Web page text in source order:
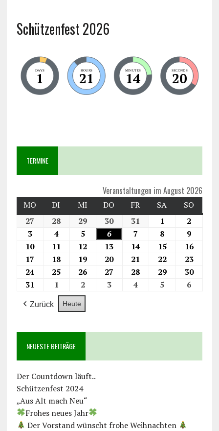
Schützenfest 2026
DAYS
1 HOURS
21 MINUTES
14 SECONDS
19
TERMINE
Veranstaltungen im August 2026
MO DI MI DO FR SA
SO
27
28 29 30 31 1
2
3
4 5 6 7 8
9
10
11 12 13 14 15
16
17
18 19 20 21 22
23
24
25 26 27 28 29
30
31
1 2 3 4 5 6
Zurück Heute
NEUESTE BEITRÄGE
Der Countdown läuft..
Schützenfest 2024
„Aus Alt mach Neu“
Frohes neues Jahr
Der Vorstand wünscht frohe Weihnachten